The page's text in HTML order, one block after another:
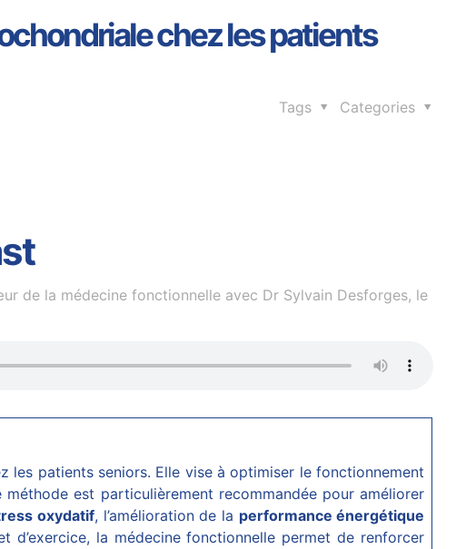
chez les patients
Categories
Tags
de la médecine fonctionnelle avec Dr Sylvain Desforges, le
les patients seniors. Elle vise à optimiser le fonctionnement
méthode est particulièrement recommandée pour améliorer
oxydatif, l’amélioration de la performance énergétique
d’exercice, la médecine fonctionnelle permet de renforcer